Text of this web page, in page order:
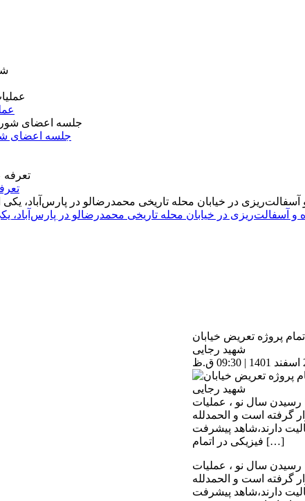
جلسه اعضای
و آسفالت‌ریزی در خیابان محله تاریخی محمدرضالو در
پروژه تعریض خیابان
شهید رجایی
رسیدن سال نو ، عملیات
گرفته است و الحمدلله
دارند،شاهد پیشرفت
فیزیکی در اتمام […]
رسیدن سال نو ، عملیات
گرفته است و الحمدلله
دارند،شاهد پیشرفت